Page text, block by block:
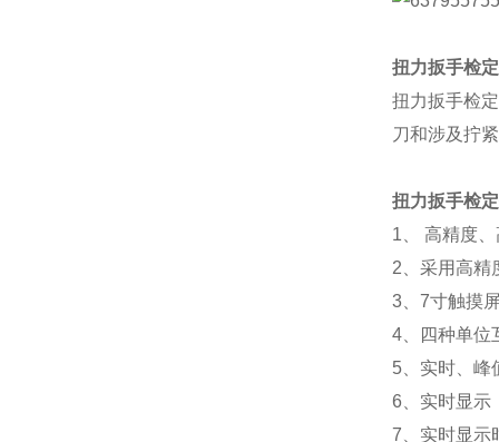
扭力扳手检
扭力扳手检
刀和涉及拧
扭力扳手检
1、 高精度
2、采用高精
3、7寸触摸
4、四种单位
5、实时、峰
6、实时显示
7、实时显示